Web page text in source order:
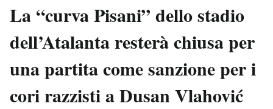
Italia
Politica
Tecnologia
Internet
Scienza
Moda
Consumismi
Storie/Idee
Media
La “curva Pisani” dello stadio
dell’Atalanta resterà chiusa per
una partita come sanzione per i
cori razzisti a Dusan Vlahović